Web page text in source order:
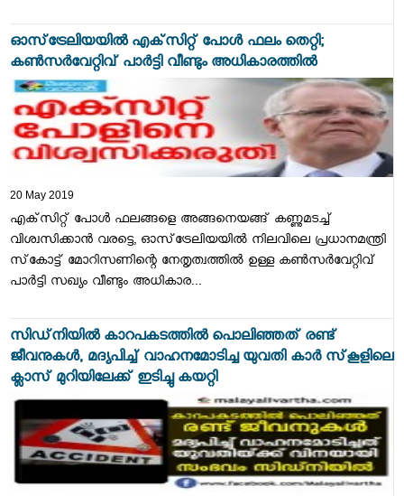
ഓസ്‌ട്രേലിയയില്‍ എക്‌സിറ്റ് പോള്‍ ഫലം തെറ്റി;
കണ്‍സര്‍വേറ്റിവ് പാര്‍ട്ടി വീണ്ടും അധികാരത്തില്‍
20 May 2019
എക്‌സിറ്റ് പോള്‍ ഫലങ്ങളെ അങ്ങനെയങ്ങ് കണ്ണുമടച്ച്
വിശ്വസിക്കാന്‍ വരട്ടെ, ഓസ്‌ട്രേലിയയില്‍ നിലവിലെ പ്രധാനമന്ത്രി
സ്‌കോട്ട് മോറിസണിന്റെ നേതൃത്വത്തില്‍ ഉള്ള കണ്‍സര്‍വേറ്റിവ്
പാര്‍ട്ടി സഖ്യം വീണ്ടും അധികാര...
സിഡ്‌നിയില്‍ കാറപകടത്തില്‍ പൊലിഞ്ഞത് രണ്ട്
ജീവനുകള്‍, മദ്യപിച്ച് വാഹനമോടിച്ച യുവതി കാര്‍ സ്‌കൂളിലെ
ക്ലാസ് മുറിയിലേക്ക് ഇടിച്ചു കയറ്റി